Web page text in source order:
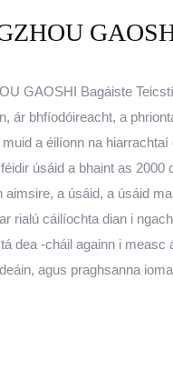
GAOSHI Bagáiste
ár bhfíodóireacht, a
a éilíonn na
úsáid a bhaint as 2000
aimsire, a úsáid, a úsáid
rialú cáilíochta dian i
dea -cháil againn i
agus praghsanna